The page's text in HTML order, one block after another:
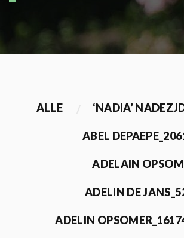
ALLE ‘NADIA’
ABEL
ADELAIN
ADELIN DE
ADELIN